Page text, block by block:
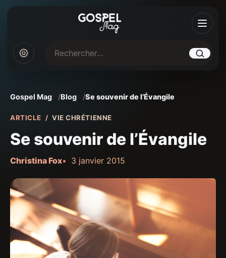
Rechercher sur Gospel Mag
Gospel Mag Blog Se souvenir de l’Évangile
ARTICLE VIE CHRÉTIENNE
Se souvenir de l’Évangile
Christina Fox 3 janvier 2015